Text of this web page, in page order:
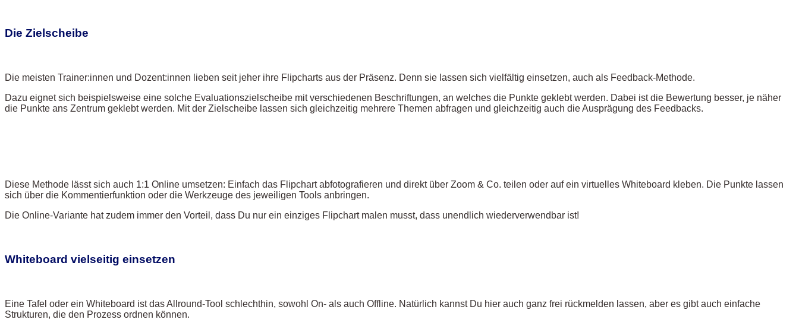
Die Zielscheibe
Die meisten Trainer:innen und Dozent:innen lieben seit jeher ihre Flipcharts aus der Präsenz. Denn sie lassen sich vielfältig einsetzen, auch als Feedback-Methode.
Dazu eignet sich beispielsweise eine solche Evaluationszielscheibe mit verschiedenen Beschriftungen, an welches die Punkte geklebt werden. Dabei ist die Bewertung besser, je näher
die Punkte ans Zentrum geklebt werden. Mit der Zielscheibe lassen sich gleichzeitig mehrere Themen abfragen und gleichzeitig auch die Ausprägung des Feedbacks.
Diese Methode lässt sich auch 1:1 Online umsetzen: Einfach das Flipchart abfotografieren und direkt über Zoom & Co. teilen oder auf ein virtuelles Whiteboard kleben. Die Punkte lassen
sich über die Kommentierfunktion oder die Werkzeuge des jeweiligen Tools anbringen.
Die Online-Variante hat zudem immer den Vorteil, dass Du nur ein einziges Flipchart malen musst, dass unendlich wiederverwendbar ist!
Whiteboard vielseitig einsetzen
Eine Tafel oder ein Whiteboard ist das Allround-Tool schlechthin, sowohl On- als auch Offline. Natürlich kannst Du hier auch ganz frei rückmelden lassen, aber es gibt auch einfache
Strukturen, die den Prozess ordnen können.